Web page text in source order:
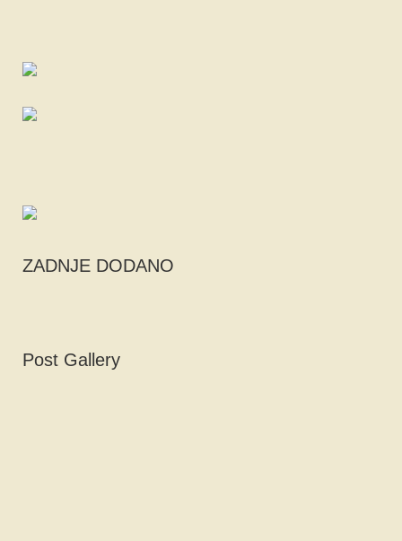
ZADNJE DODANO
Post Gallery